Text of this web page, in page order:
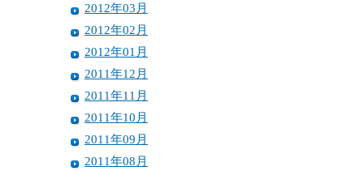
2012年03月
2012年02月
2012年01月
2011年12月
2011年11月
2011年10月
2011年09月
2011年08月